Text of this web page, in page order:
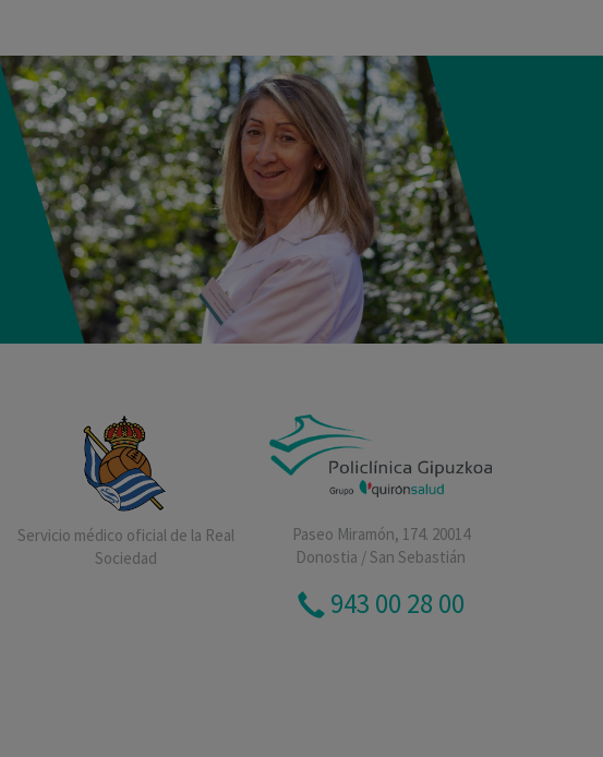
Servicio médico oficial de la Real
Sociedad
Paseo Miramón, 174. 20014
Donostia / San Sebastián
943 00 28 00